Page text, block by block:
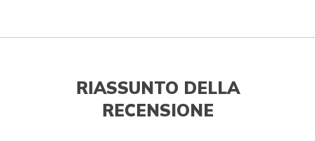
RIASSUNTO DELLA
RECENSIONE